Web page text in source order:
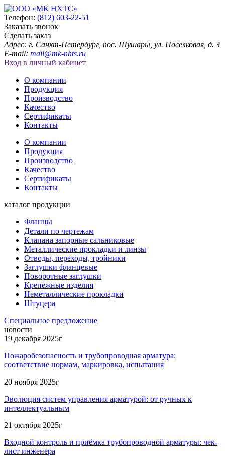
Телефон: (812) 603-22-51
Заказать звонок
Сделать заказ
Адрес: г. Санкт-Петербург, пос. Шушары, ул. Поселковая, д. 3
E-mail: mail@mk-nhts.ru
Вход в личный кабинет
О компании
Продукция
Производство
Качество
Сертификаты
Контакты
О компании
Продукция
Производство
Качество
Сертификаты
Контакты
каталог продукции
Фланцы
Детали по чертежам
Клапана запорные сальниковые
Металлические прокладки и линзы
Отводы, переходы, тройники
Заглушки фланцевые
Поворотные заглушки
Крепежные изделия
Неметаллические прокладки
Штуцера
Специальное предложение
новости
19 декабря 2025г
Пожаробезопасность и трубопроводная арматура:
соответствие нормам, маркировка, испытания
20 ноября 2025г
Эволюция систем управления арматурой: от ручных к
интеллектуальным
21 октября 2025г
Входной контроль и приёмка трубопроводной арматуры: чек-
лист инженера